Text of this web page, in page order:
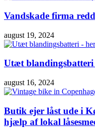
Vandskade firma
august 19, 2024
Utæt
august 16, 2024
Butik ejer låst ude i
hjælp af lokal